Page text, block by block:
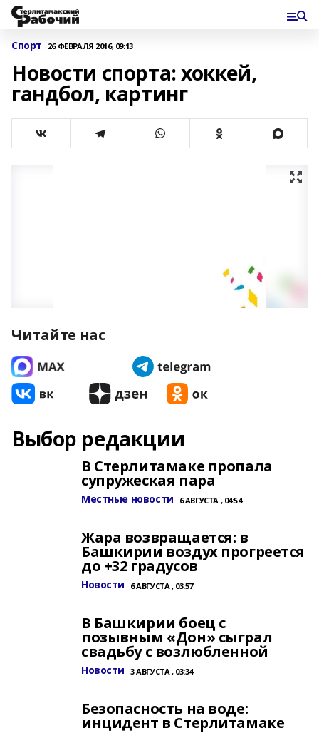
Спорт 26 ФЕВРАЛЯ 2016, 09:13
Новости спорта: хоккей,
гандбол, картинг
Читайте нас
Выбор редакции
В Стерлитамаке пропала
супружеская пара
Местные новости 6 АВГУСТА , 04:54
Жара возвращается: в
Башкирии воздух прогреется
до +32 градусов
Новости 6 АВГУСТА , 03:57
В Башкирии боец с
позывным «Дон» сыграл
свадьбу с возлюбленной
Новости 3 АВГУСТА , 03:34
Безопасность на воде:
инцидент в Стерлитамаке